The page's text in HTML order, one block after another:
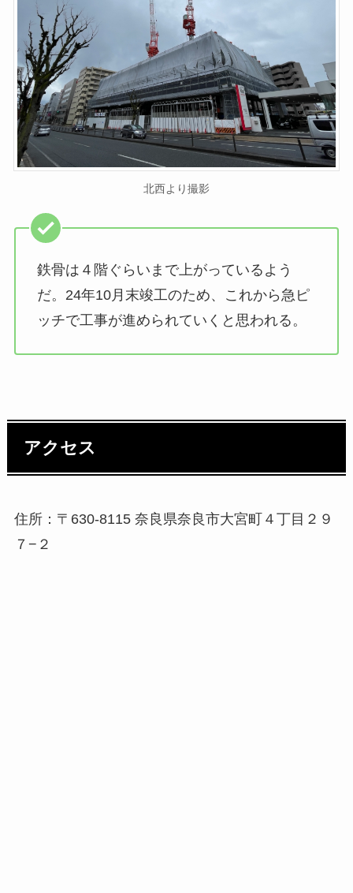
北西より撮影
鉄骨は４階ぐらいまで上がっているよう
だ。24年10月末竣工のため、これから急ピ
ッチで工事が進められていくと思われる。
アクセス
住所：〒630-8115 奈良県奈良市大宮町４丁目２９
７−２